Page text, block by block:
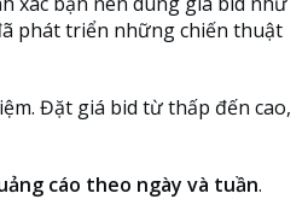
phát triển những chiến thuật
Đặt giá bid từ thấp đến cao,
cáo theo ngày và tuần.